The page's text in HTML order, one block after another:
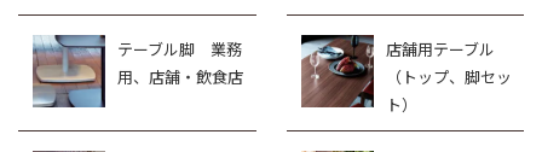
テーブル脚 業務
用、店舗・飲食店
店舗用テーブル
（トップ、脚セッ
ト）